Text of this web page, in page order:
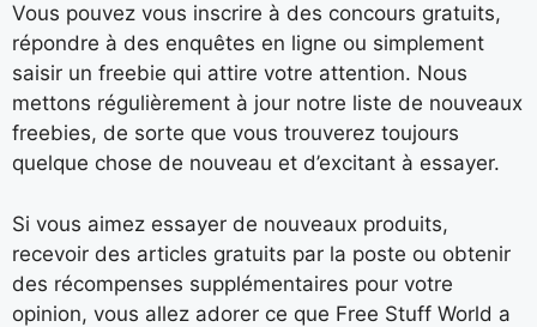
Vous pouvez vous inscrire à des concours gratuits,
répondre à des enquêtes en ligne ou simplement
saisir un freebie qui attire votre attention. Nous
mettons régulièrement à jour notre liste de nouveaux
freebies, de sorte que vous trouverez toujours
quelque chose de nouveau et d’excitant à essayer.
Si vous aimez essayer de nouveaux produits,
recevoir des articles gratuits par la poste ou obtenir
des récompenses supplémentaires pour votre
opinion, vous allez adorer ce que Free Stuff World a